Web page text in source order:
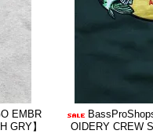
EMBR
GRY】
OIDERY CREW